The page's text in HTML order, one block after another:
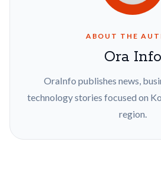
ABOUT THE
Ora Info
OraInfo publishes news,
technology stories focused on
region.